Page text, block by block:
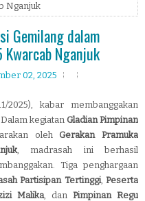
Nganjuk
Gemilang dalam
Nganjuk
02, 2025
kabar membanggakan
Dalam kegiatan Gladian Pimpinan
oleh Gerakan Pramuka
, madrasah ini berhasil
Tiga penghargaan
Partisipan Tertinggi,Peserta
Malika, danPimpinan Regu